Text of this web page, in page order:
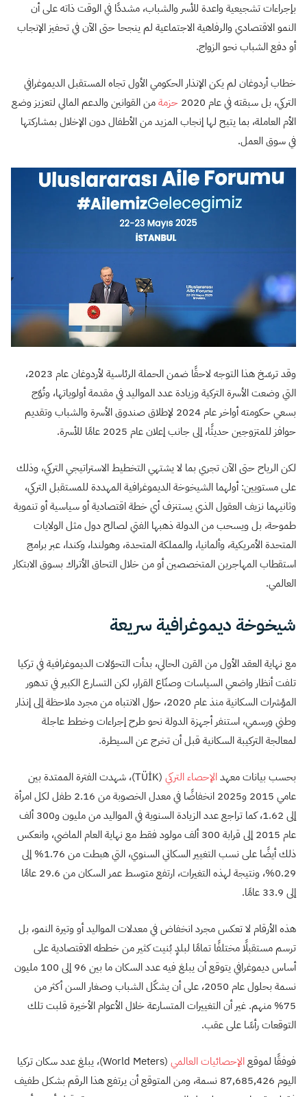
بإجراءات تشجيعية واعدة للأسر والشباب، مشددًا في الوقت ذاته على أن
النمو الاقتصادي والرفاهية الاجتماعية لم ينجحا حتى الآن في تحفيز الإنجاب
أو دفع الشباب نحو الزواج.
خطاب أردوغان لم يكن الإنذار الحكومي الأول تجاه المستقبل الديموغرافي
التركي، بل سبقته في عام 2020
حزمةمن القوانين والدعم المالي لتعزيز وضع
الأم العاملة، بما يتيح لها إنجاب المزيد من الأطفال دون الإخلال بمشاركتها
في سوق العمل.
وقد ترسّخ هذا التوجه لاحقًا ضمن الحملة الرئاسية لأردوغان عام 2023،
التي وضعت الأسرة التركية وزيادة عدد المواليد في مقدمة أولوياتها، وتُوّج
بسعي حكومته أواخر عام 2024 لإطلاق صندوق الأسرة والشباب وتقديم
حوافز للمتزوجين حديثًا، إلى جانب إعلان عام 2025 عامًا للأسرة.
لكن الرياح حتى الآن تجري بما لا يشتهي التخطيط الاستراتيجي التركي، وذلك
على مستويين: أولهما الشيخوخة الديموغرافية المهددة للمستقبل التركي،
وثانيهما نزيف العقول الذي يستنزف أي خطة اقتصادية أو سياسية أو تنموية
طموحة، بل ويسحب من الدولة ذهبها الفتي لصالح دول مثل الولايات
المتحدة الأمريكية، وألمانيا، والمملكة المتحدة، وهولندا، وكندا، عبر برامج
استقطاب المهاجرين المتخصصين أو من خلال التحاق الأتراك بسوق الابتكار
العالمي.
شيخوخة ديموغرافية سريعة
مع نهاية العقد الأول من القرن الحالي، بدأت التحوّلات الديموغرافية في تركيا
تلفت أنظار واضعي السياسات وصنّاع القرار، لكن التسارع الكبير في تدهور
المؤشرات السكانية منذ عام 2020، حوّل الانتباه من مجرد ملاحظة إلى إنذار
وطني ورسمي، استنفر أجهزة الدولة نحو طرح إجراءات وخطط عاجلة
لمعالجة التركيبة السكانية قبل أن تخرج عن السيطرة.
بحسب بيانات معهدالإحصاء التركي
(TÜİK)، شهدت الفترة الممتدة بين
عامي 2015 و2025 انخفاضًا في معدل الخصوبة من 2.16 طفل لكل امرأة
إلى 1.62، كما تراجع عدد الزيادة السنوية في المواليد من مليون و300 ألف
عام 2015 إلى قرابة 300 ألف مولود فقط مع نهاية العام الماضي، وانعكس
ذلك أيضًا على نسب التغيير السكاني السنوي، التي هبطت من 1.76% إلى
0.29%، ونتيجة لهذه التغيرات، ارتفع متوسط عمر السكان من 29.6 عامًا
إلى 33.9 عامًا.
هذه الأرقام لا تعكس مجرد انخفاض في معدلات المواليد أو وتيرة النمو، بل
ترسم مستقبلًا مختلفًا تمامًا لبلدٍ بُنيت كثير من خططه الاقتصادية على
أساس ديموغرافي يتوقع أن يبلغ فيه عدد السكان ما بين 96 إلى 100 مليون
نسمة بحلول عام 2050، على أن يشكّل الشباب وصغار السن أكثر من
75% منهم. غير أن التغييرات المتسارعة خلال الأعوام الأخيرة قلبت تلك
التوقعات رأسًا على عقب.
فوفقًا لموقعالإحصائيات العالمي
(World Meters)، يبلغ عدد سكان تركيا
اليوم 87,685,426 نسمة، ومن المتوقع أن يرتفع هذا الرقم بشكل طفيف